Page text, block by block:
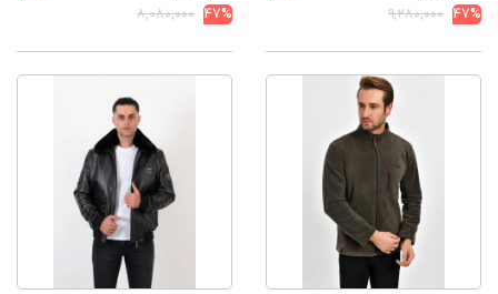
47% ۹,۲۸۰,۰۰۰
47% ۸,۰۸۰,۰۰۰